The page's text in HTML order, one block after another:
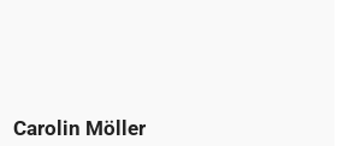
Carolin Möller